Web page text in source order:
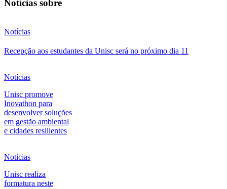
Notícias sobre
Notícias
Recepção aos estudantes da Unisc será no próximo dia 11
Notícias
Unisc promove
Inovathon para
desenvolver soluções
em gestão ambiental
e cidades resilientes
Notícias
Unisc realiza
formatura neste